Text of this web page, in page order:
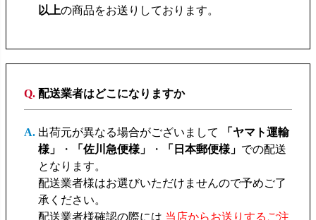
以上の商品をお送りしております。
配送業者はどこになりますか
出荷元が異なる場合がございまして
「ヤマト運輸
様」
・ 「佐川急便様」 ・ 「日本郵便様」 での配送
となります。
配送業者様はお選びいただけませんので予めご了
承ください。
配送業者様確認の際には 当店からお送りするご注